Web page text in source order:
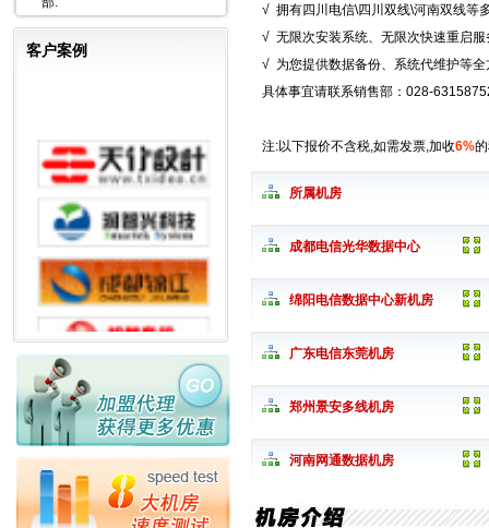
客户案例
√ 拥有四川电信\四川双线\河南双线等
√ 无限次安装系统、无限次快速重启
√ 为您提供数据备份、系统代维护等
具体事宜请联系销售部：028-
注:以下报价不含税,如需发票,加收6%
所属机房
成都电信光华数据中心
绵阳电信数据中心新机房
广东电信东莞机房
郑州景安多线机房
河南网通数据机房